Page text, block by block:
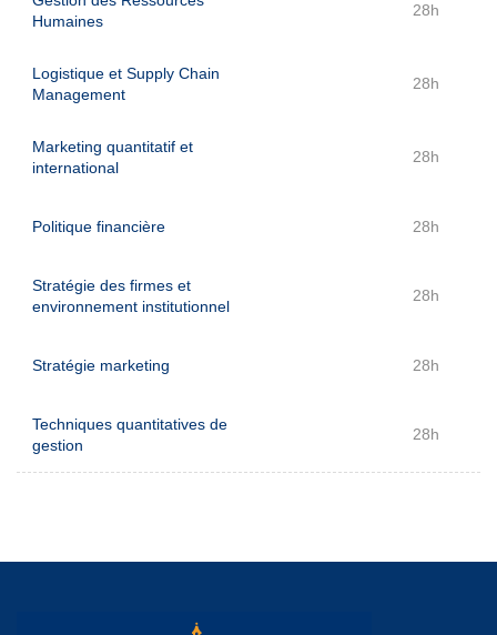
Humaines
28h
Logistique et Supply Chain
Management
28h
Marketing quantitatif et
international
28h
Politique financière 28h
Stratégie des firmes et
environnement institutionnel
28h
Stratégie marketing 28h
Techniques quantitatives de
gestion
28h